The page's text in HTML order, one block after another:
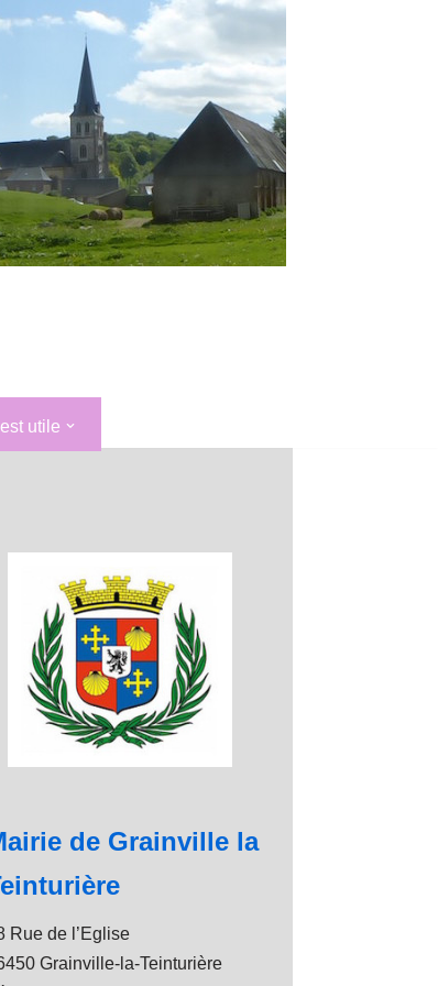
utile
de Grainville la
Rue de l’Eglise
Grainville-la-Teinturière